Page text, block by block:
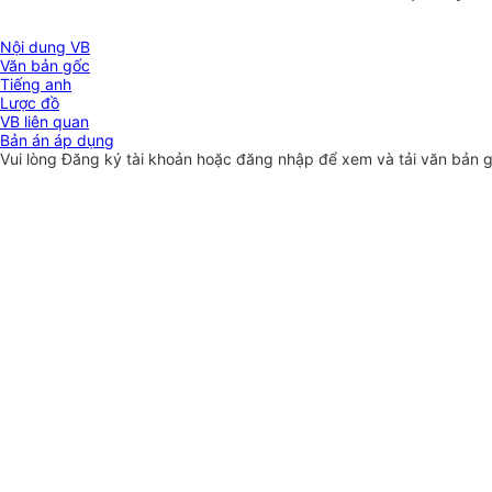
Nội dung VB
Văn bản gốc
Tiếng anh
Lược đồ
VB liên quan
Bản án áp dụng
Vui lòngĐăng ký tài khoản hoặc đăng nhập để xem và tải văn bản